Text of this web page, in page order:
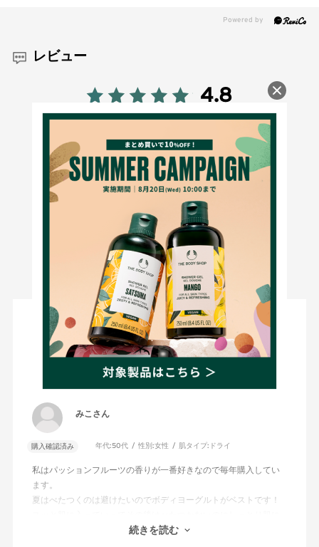
レビュー
4.8
レビュー件数：123件
★ (103)
★ 4 (12)
★
表示：新しい順
2026.8.3
スッと肌に馴染んで使いやすい
みこさん
購入確認済み 年代: 50代 性別:女性 肌タイプ: ドライ
私はパッションフルーツの香りが一番好きなので毎年購入してい
ます。
夏はべたつくのは避けたいのでボディヨーグルトがベストです！
続きを読む